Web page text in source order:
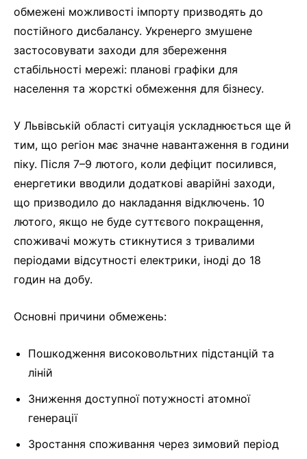
обмежені можливості імпорту призводять до
постійного дисбалансу. Укренерго змушене
застосовувати заходи для збереження
стабільності мережі: планові графіки для
населення та жорсткі обмеження для бізнесу.
У Львівській області ситуація ускладнюється ще й
тим, що регіон має значне навантаження в години
піку. Після 7–9 лютого, коли дефіцит посилився,
енергетики вводили додаткові аварійні заходи,
що призводило до накладання відключень. 10
лютого, якщо не буде суттєвого покращення,
споживачі можуть стикнутися з тривалими
періодами відсутності електрики, іноді до 18
годин на добу.
Основні причини обмежень:
Пошкодження високовольтних підстанцій та
ліній
Зниження доступної потужності атомної
генерації
Зростання споживання через зимовий період